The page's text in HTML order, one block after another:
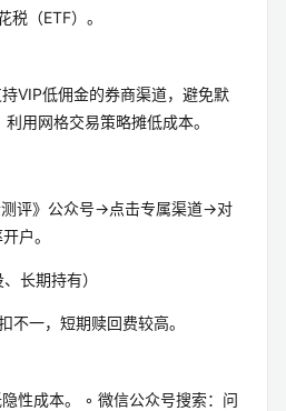
税（ETF）。
VIP低佣金的券商渠道，避免默
用网格交易策略摊低成本。
评》公众号→点击专属渠道→对
户。
长期持有）
不一，短期赎回费较高。
性成本。 ◦ 微信公众号搜索：问